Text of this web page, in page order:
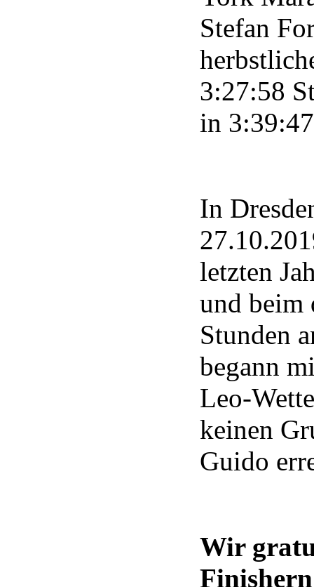
Stefan
3:27:58
in
In
letzten
und beim
Stunden
begann
Leo-
keinen
Guido
Wir